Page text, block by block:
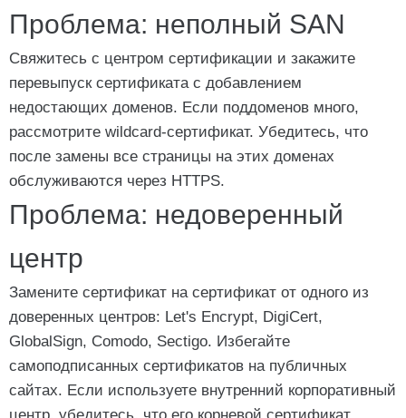
Проблема: неполный SAN
Свяжитесь с центром сертификации и закажите
перевыпуск сертификата с добавлением
недостающих доменов. Если поддоменов много,
рассмотрите wildcard-сертификат. Убедитесь, что
после замены все страницы на этих доменах
обслуживаются через HTTPS.
Проблема: недоверенный
центр
Замените сертификат на сертификат от одного из
доверенных центров: Let's Encrypt, DigiCert,
GlobalSign, Comodo, Sectigo. Избегайте
самоподписанных сертификатов на публичных
сайтах. Если используете внутренний корпоративный
центр, убедитесь, что его корневой сертификат